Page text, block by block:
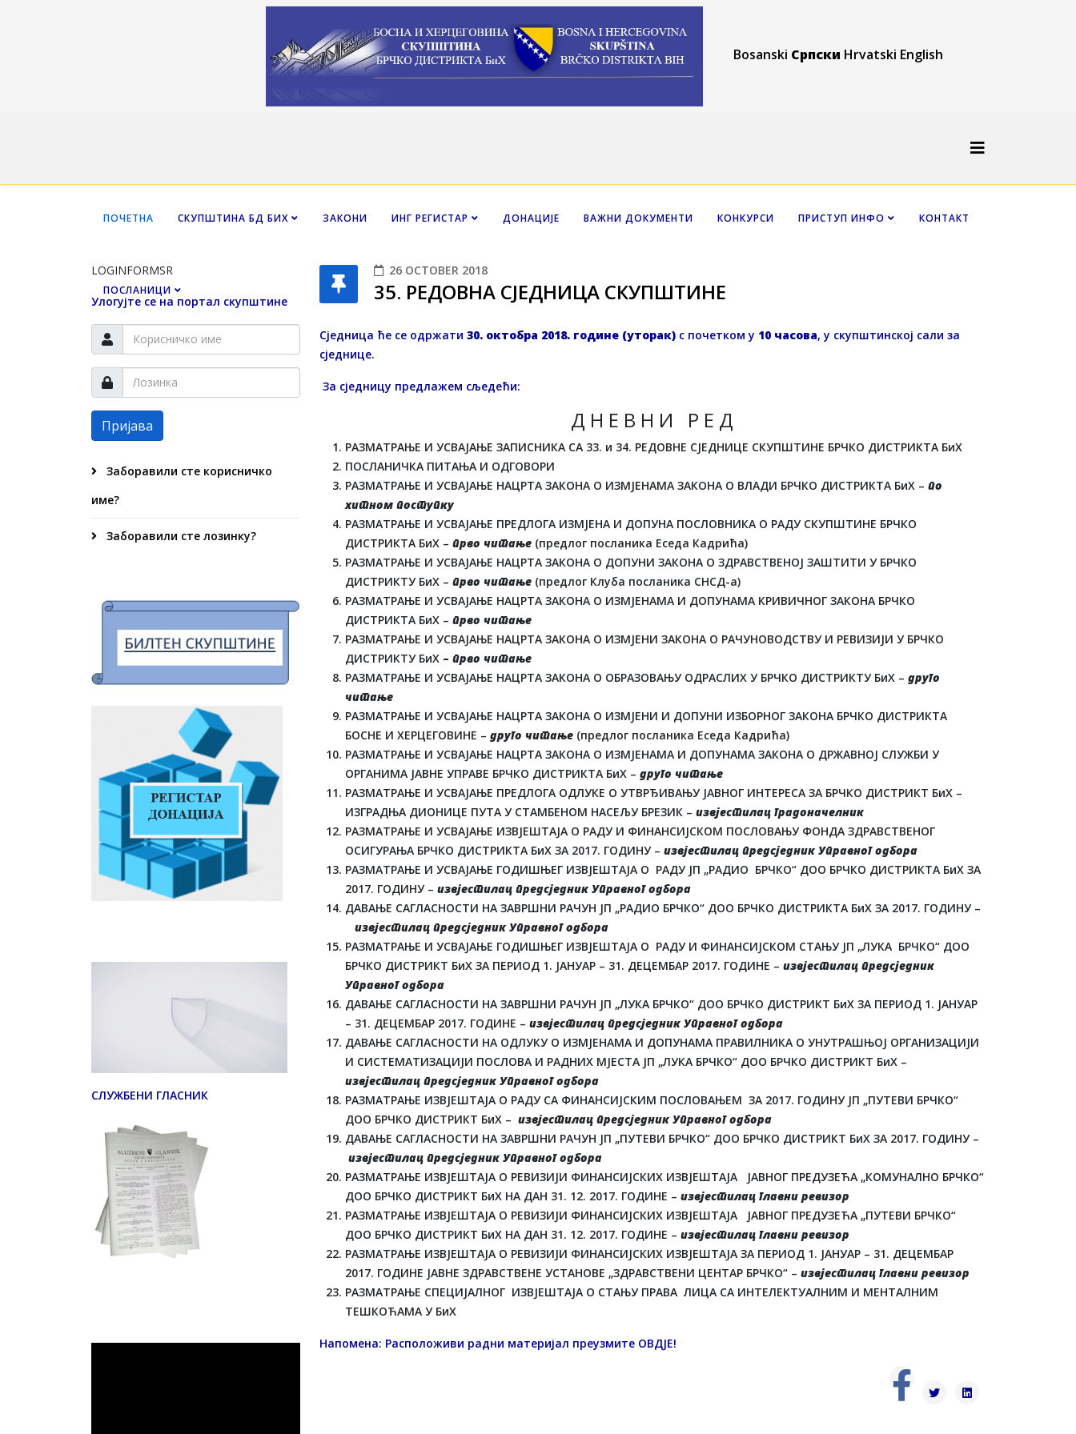
Bosanski Српски Hrvatski English
ПОЧЕТНА СКУПШТИНА БД БИХ ЗАКОНИ ИНГ РЕГИСТАР ДОНАЦИЈЕ ВАЖНИ ДОКУМЕНТИ КОНКУРСИ ПРИСТУП ИНФО КОНТАКТ
ПОСЛАНИЦИ
LOGINFORMSR
Улогујте се на портал скупштине
Пријава
Заборавили сте корисничко
име?
Заборавили сте лозинку?
СЛУЖБЕНИ ГЛАСНИК
26 OCTOBER 2018
35. РЕДОВНA СЈЕДНИЦA СКУПШТИНЕ
Сједница ће се одржати 30. октобра 2018. године (уторак) с почетком у 10 часова, у скупштинској сали за
сједнице.
За сједницу предлажем сљедећи:
Д Н Е В Н И Р Е Д
РАЗМАТРАЊЕ И УСВАЈАЊЕ ЗАПИСНИКА СА 33. и 34. РЕДОВНЕ СЈЕДНИЦЕ СКУПШТИНЕ БРЧКО ДИСТРИКТА БиХ
ПОСЛАНИЧКА ПИТАЊА И ОДГОВОРИ
РАЗМАТРАЊЕ И УСВАЈАЊЕ НАЦРТА ЗАКОНА О ИЗМЈЕНАМА ЗАКОНА О ВЛАДИ БРЧКО ДИСТРИКТА БиХ – по
хитном поступку
РАЗМАТРАЊЕ И УСВАЈАЊЕ ПРЕДЛОГА ИЗМЈЕНА И ДОПУНА ПОСЛОВНИКА О РАДУ СКУПШТИНЕ БРЧКО
ДИСТРИКТА БиХ – прво читање (предлог посланика Еседа Кадрића)
РАЗМАТРАЊЕ И УСВАЈАЊЕ НАЦРТА ЗАКОНА О ДОПУНИ ЗАКОНА О ЗДРАВСТВЕНОЈ ЗАШТИТИ У БРЧКО
ДИСТРИКТУ БиХ – прво читање (предлог Клуба посланика СНСД-а)
РАЗМАТРАЊЕ И УСВАЈАЊЕ НАЦРТА ЗАКОНА О ИЗМЈЕНАМА И ДОПУНАМА КРИВИЧНОГ ЗАКОНА БРЧКО
ДИСТРИКТА БиХ – прво читање
РАЗМАТРАЊЕ И УСВАЈАЊЕ НАЦРТА ЗАКОНА О ИЗМЈЕНИ ЗАКОНА О РАЧУНОВОДСТВУ И РЕВИЗИЈИ У БРЧКО
ДИСТРИКТУ БиХ – прво читање
РАЗМАТРАЊЕ И УСВАЈАЊЕ НАЦРТА ЗАКОНА О ОБРАЗОВАЊУ ОДРАСЛИХ У БРЧКО ДИСТРИКТУ БиХ – друго
читање
РАЗМАТРАЊЕ И УСВАЈАЊЕ НАЦРТА ЗАКОНА О ИЗМЈЕНИ И ДОПУНИ ИЗБОРНОГ ЗАКОНА БРЧКО ДИСТРИКТА
БОСНЕ И ХЕРЦЕГОВИНЕ – друго читање (предлог посланика Еседа Кадрића)
РАЗМАТРАЊЕ И УСВАЈАЊЕ НАЦРТА ЗАКОНА О ИЗМЈЕНАМА И ДОПУНАМА ЗАКОНА О ДРЖАВНОЈ СЛУЖБИ У
ОРГАНИМА ЈАВНЕ УПРАВЕ БРЧКО ДИСТРИКТА БиХ – друго читање
РАЗМАТРАЊЕ И УСВАЈАЊЕ ПРЕДЛОГА ОДЛУКЕ О УТВРЂИВАЊУ ЈАВНОГ ИНТЕРЕСА ЗА БРЧКО ДИСТРИКТ БиХ –
ИЗГРАДЊА ДИОНИЦЕ ПУТА У СТАМБЕНОМ НАСЕЉУ БРЕЗИК – извјестилац градоначелник
РАЗМАТРАЊЕ И УСВАЈАЊЕ ИЗВЈЕШТАЈА О РАДУ И ФИНАНСИЈСКОМ ПОСЛОВАЊУ ФОНДА ЗДРАВСТВЕНОГ
ОСИГУРАЊА БРЧКО ДИСТРИКТА БиХ ЗА 2017. ГОДИНУ – извјестилац предсједник Управног одбора
РАЗМАТРАЊЕ И УСВАЈАЊЕ ГОДИШЊЕГ ИЗВЈЕШТАЈА О РАДУ ЈП „РАДИО БРЧКО“ ДОО БРЧКО ДИСТРИКТА БиХ ЗА
2017. ГОДИНУ – извјестилац предсједник Управног одбора
ДАВАЊЕ САГЛАСНОСТИ НА ЗАВРШНИ РАЧУН ЈП „РАДИО БРЧКО“ ДОО БРЧКО ДИСТРИКТА БиХ ЗА 2017. ГОДИНУ –
извјестилац предсједник Управног одбора
РАЗМАТРАЊЕ И УСВАЈАЊЕ ГОДИШЊЕГ ИЗВЈЕШТАЈА О РАДУ И ФИНАНСИЈСКОМ СТАЊУ ЈП „ЛУКА БРЧКО“ ДОО
БРЧКО ДИСТРИКТ БиХ ЗА ПЕРИОД 1. ЈАНУАР – 31. ДЕЦЕМБАР 2017. ГОДИНЕ – извјестилац предсједник
Управног одбора
ДАВАЊЕ САГЛАСНОСТИ НА ЗАВРШНИ РАЧУН ЈП „ЛУКА БРЧКО“ ДОО БРЧКО ДИСТРИКТ БиХ ЗА ПЕРИОД 1. ЈАНУАР
– 31. ДЕЦЕМБАР 2017. ГОДИНЕ – извјестилац предсједник Управног одбора
ДАВАЊЕ САГЛАСНОСТИ НА ОДЛУКУ О ИЗМЈЕНАМА И ДОПУНАМА ПРАВИЛНИКА О УНУТРАШЊОЈ ОРГАНИЗАЦИЈИ
И СИСТЕМАТИЗАЦИЈИ ПОСЛОВА И РАДНИХ МЈЕСТА ЈП „ЛУКА БРЧКО“ ДОО БРЧКО ДИСТРИКТ БиХ –
извјестилац предсједник Управног одбора
РАЗМАТРАЊЕ ИЗВЈЕШТАЈА О РАДУ СА ФИНАНСИЈСКИМ ПОСЛОВАЊЕМ ЗА 2017. ГОДИНУ ЈП „ПУТЕВИ БРЧКО“
ДОО БРЧКО ДИСТРИКТ БиХ – извјестилац предсједник Управног одбора
ДАВАЊЕ САГЛАСНОСТИ НА ЗАВРШНИ РАЧУН ЈП „ПУТЕВИ БРЧКО“ ДОО БРЧКО ДИСТРИКТ БиХ ЗА 2017. ГОДИНУ –
извјестилац предсједник Управног одбора
РАЗМАТРАЊЕ ИЗВЈЕШТАЈА О РЕВИЗИЈИ ФИНАНСИЈСКИХ ИЗВЈЕШТАЈА ЈАВНОГ ПРЕДУЗЕЋА „КОМУНАЛНО БРЧКО“
ДОО БРЧКО ДИСТРИКТ БиХ НА ДАН 31. 12. 2017. ГОДИНЕ – извјестилац главни ревизор
РАЗМАТРАЊЕ ИЗВЈЕШТАЈА О РЕВИЗИЈИ ФИНАНСИЈСКИХ ИЗВЈЕШТАЈА ЈАВНОГ ПРЕДУЗЕЋА „ПУТЕВИ БРЧКО“
ДОО БРЧКО ДИСТРИКТ БиХ НА ДАН 31. 12. 2017. ГОДИНЕ – извјестилац главни ревизор
РАЗМАТРАЊЕ ИЗВЈЕШТАЈА О РЕВИЗИЈИ ФИНАНСИЈСКИХ ИЗВЈЕШТАЈА ЗА ПЕРИОД 1. ЈАНУАР – 31. ДЕЦЕМБАР
2017. ГОДИНЕ ЈАВНЕ ЗДРАВСТВЕНЕ УСТАНОВЕ „ЗДРАВСТВЕНИ ЦЕНТАР БРЧКО“ – извјестилац главни ревизор
РАЗМАТРАЊЕ СПЕЦИЈАЛНОГ ИЗВЈЕШТАЈА О СТАЊУ ПРАВА ЛИЦА СА ИНТЕЛЕКТУАЛНИМ И МЕНТАЛНИМ
ТЕШКОЋАМА У БиХ
Напомена: Расположиви радни материјал преузмите ОВДЈЕ!